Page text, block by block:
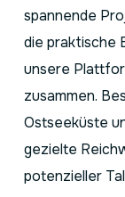
spannende
die praktische
unsere
zusammen.
Ostseeküste
gezielte
potenzieller